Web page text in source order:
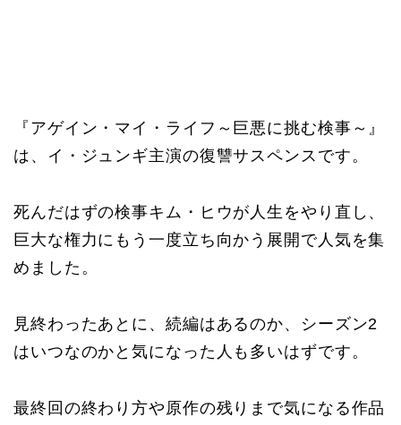
『アゲイン・マイ・ライフ～巨悪に挑む検事～』
は、イ・ジュンギ主演の復讐サスペンスです。
死んだはずの検事キム・ヒウが人生をやり直し、
巨大な権力にもう一度立ち向かう展開で人気を集
めました。
見終わったあとに、続編はあるのか、シーズン2
はいつなのかと気になった人も多いはずです。
最終回の終わり方や原作の残りまで気になる作品